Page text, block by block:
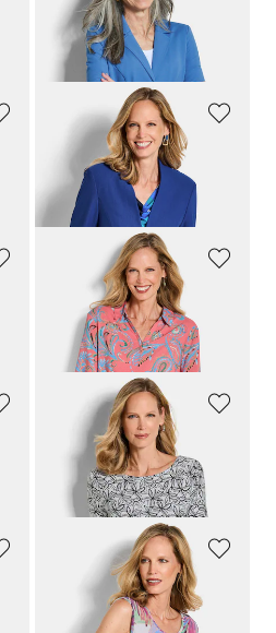
GOLDNER
Jersey-Blazer mit Reverskragen
159,00 CHF179,00 CHF
179,00 CHF
299,00 CHF
GOLDNER
Paisley-Bluse aus reiner Viskose
74,00 CHF129,00 CHF
GOLDNER
Jersey-Shirt mit Blumenprint
69,00 CHF119,00 CHF
Jersey-Top mit Palmen-Print
69,00 CHF99,00 CHF